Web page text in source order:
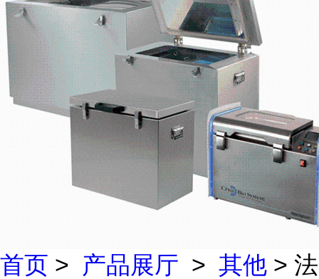
首页 > 产品展厅 > 其他 > 法